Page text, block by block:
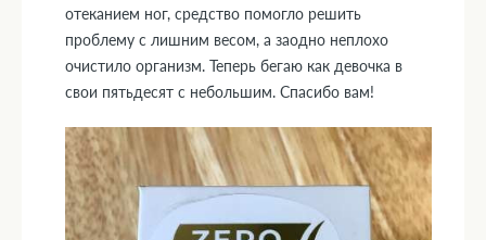
отеканием ног, средство помогло решить
проблему с лишним весом, а заодно неплохо
очистило организм. Теперь бегаю как девочка в
свои пятьдесят с небольшим. Спасибо вам!